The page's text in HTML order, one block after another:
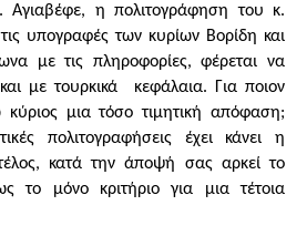
Αγιαβέφε, η πολιτογράφηση του κ.
υπογραφές των κυρίων Βορίδη και
με τις πληροφορίες, φέρεται να
με τουρκικά κεφάλαια. Για ποιον
κύριος μια τόσο τιμητική απόφαση;
πολιτογραφήσεις έχει κάνει η
κατά την άποψή σας αρκεί το
το μόνο κριτήριο για μια τέτοια